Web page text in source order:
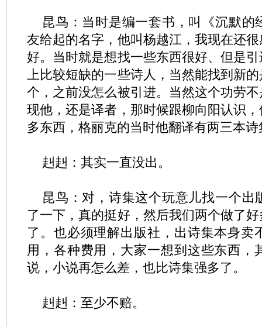
昆鸟：当时是编一套书，叫《沉默的
友给起的名字，他叫杨越江，我现在还
好。当时就是想找一些东西很好、但是
上比较短缺的一些诗人，当然能找到新
个，之前没怎么被引进。当然这个功劳
现他，还是译者，那时候跟柳向阳认识
多东西，格丽克的当时他翻译有两三本诗
赳赳：其实一直没出。
昆鸟：对，诗集这个玩意儿找一个出
了一下，真的挺好，然后我们两个做了
了。也必须理解出版社，出诗集本身卖
用，各种费用，大家一想到这些东西，
说，小说再怎么差，也比诗集强多了。
赳赳：至少不赔。